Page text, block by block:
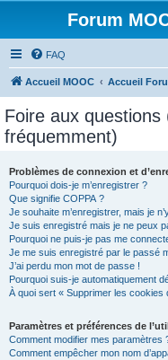
Forum
FAQ
Accueil MOOC Accueil
Foire aux
fréquemment)
Problèmes de connexion et
Pourquoi dois-je m’enregistrer ?
Que signifie COPPA ?
Je souhaite m’enregistrer, mais je
Je suis enregistré mais je ne peux
Pourquoi ne puis-je pas me
Je me suis enregistré par le passé
J’ai perdu mon mot de passe !
Pourquoi suis-je automatiquement
À quoi sert « Supprimer les cookies
Paramètres et préférences de
Comment modifier mes paramètres
Comment empêcher mon nom